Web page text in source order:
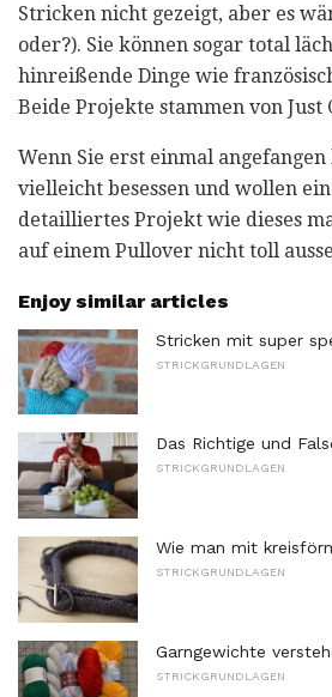
Stricken nicht gezeigt, aber es
oder?). Sie können sogar total
hinreißende Dinge wie
Beide Projekte stammen von Just
Wenn Sie erst einmal
vielleicht besessen und wollen
detailliertes Projekt wie dieses
auf einem Pullover nicht toll
Enjoy similar articles
Stricken mit super
STRICKGRUNDLAGEN
Das Richtige und
STRICKGRUNDLAGEN
Wie man mit
STRICKGRUNDLAGEN
Garngewichte
STRICKGRUNDLAGEN